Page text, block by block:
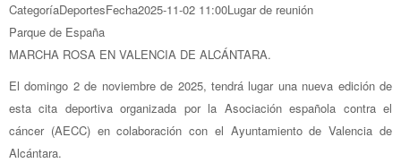
CategoríaDeportesFecha2025-11-02 11:00Lugar de reunión
Parque de España
MARCHA ROSA EN VALENCIA DE ALCÁNTARA.
El domingo 2 de noviembre de 2025, tendrá lugar una nueva edición de
esta cita deportiva organizada por la Asociación española contra el
cáncer (AECC) en colaboración con el Ayuntamiento de Valencia de
Alcántara.